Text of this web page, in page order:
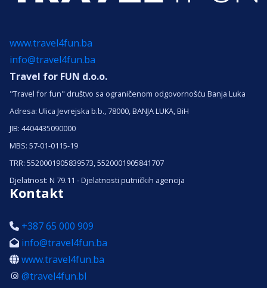
www.travel4fun.ba
info@travel4fun.ba
Travel for FUN d.o.o.
"Travel for fun" društvo sa ograničenom odgovornošću Banja Luka
Adresa: Ulica Jevrejska b.b., 78000, BANJA LUKA, BiH
JIB: 4404435090000
MBS: 57-01-0115-19
TRR: 5520001905839573, 5520001905841707
Djelatnost: N 79.11 - Djelatnosti putničkih agencija
Kontakt
+387 65 000 909
info@travel4fun.ba
www.travel4fun.ba
@travel4fun.bl